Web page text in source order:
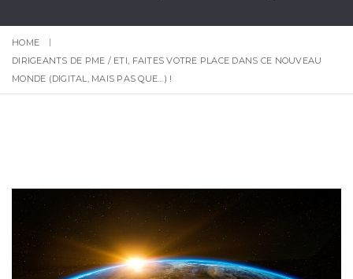
HOME
DIRIGEANTS DE PME / ETI, FAITES VOTRE PLACE DANS CE NOUVEAU
MONDE (DIGITAL, MAIS PAS QUE…) !